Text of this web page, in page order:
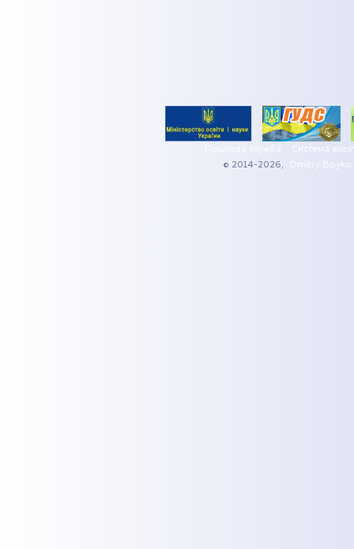
Поштова служба
Система
© 2014-2026,
Dmitry Boyko